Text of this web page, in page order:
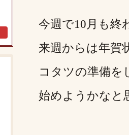
今週で10月も
来週からは年賀
コタツの準備を
始めようかなと